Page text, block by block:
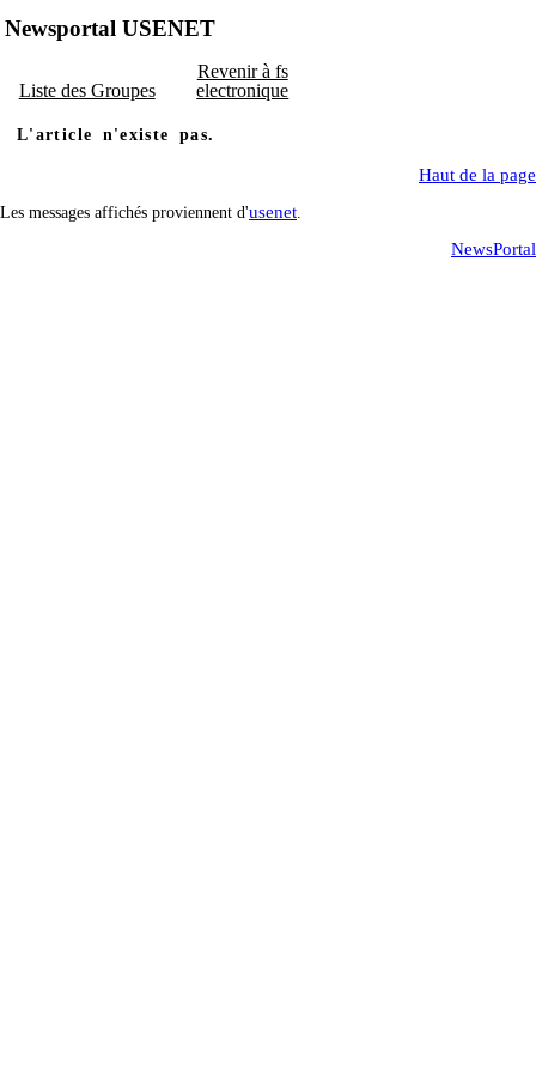
Newsportal USENET
Liste des Groupes
Revenir à fs
electronique
L'article n'existe pas.
Haut de la page
Les messages affichés proviennent d'usenet
NewsPortal